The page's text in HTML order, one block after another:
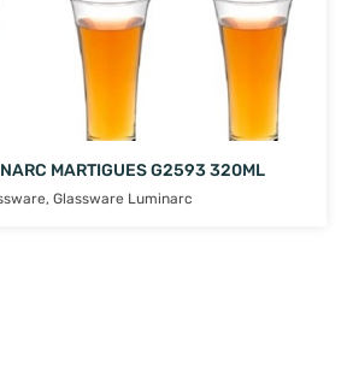
MARTIGUES G2593 320ML
, Glassware Luminarc